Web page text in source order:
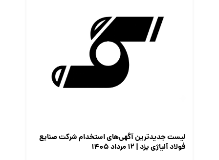
لیست جدیدترین آگهی‌های استخدام شرکت صنایع
فولاد آلیاژی یزد | ۱۲ مرداد ۱۴۰۵